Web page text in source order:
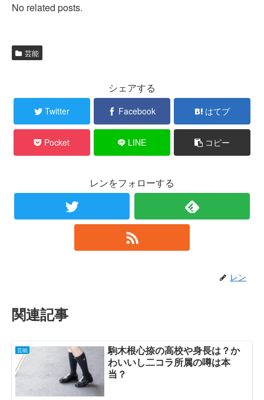
No related posts.
芸能
シェアする
Twitter Facebook はてブ
Pocket LINE コピー
レンをフォローする
レン
関連記事
芸能
駒木根心捺の高校や身長は？か
わいいし二コラ所属の噂は本
当？